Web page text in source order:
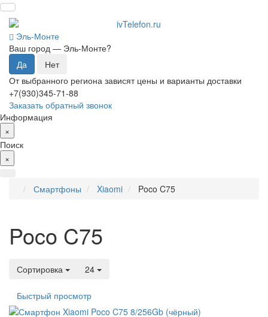
Эль-Монте
Ваш город — Эль-Монте?
От выбранного региона зависят цены и варианты доставки
+7(930)345-71-88
Заказать обратный звонок
Информация
×
Поиск
×
Смартфоны Xiaomi Poco C75
Poco C75
Сортировка 24
Быстрый просмотр